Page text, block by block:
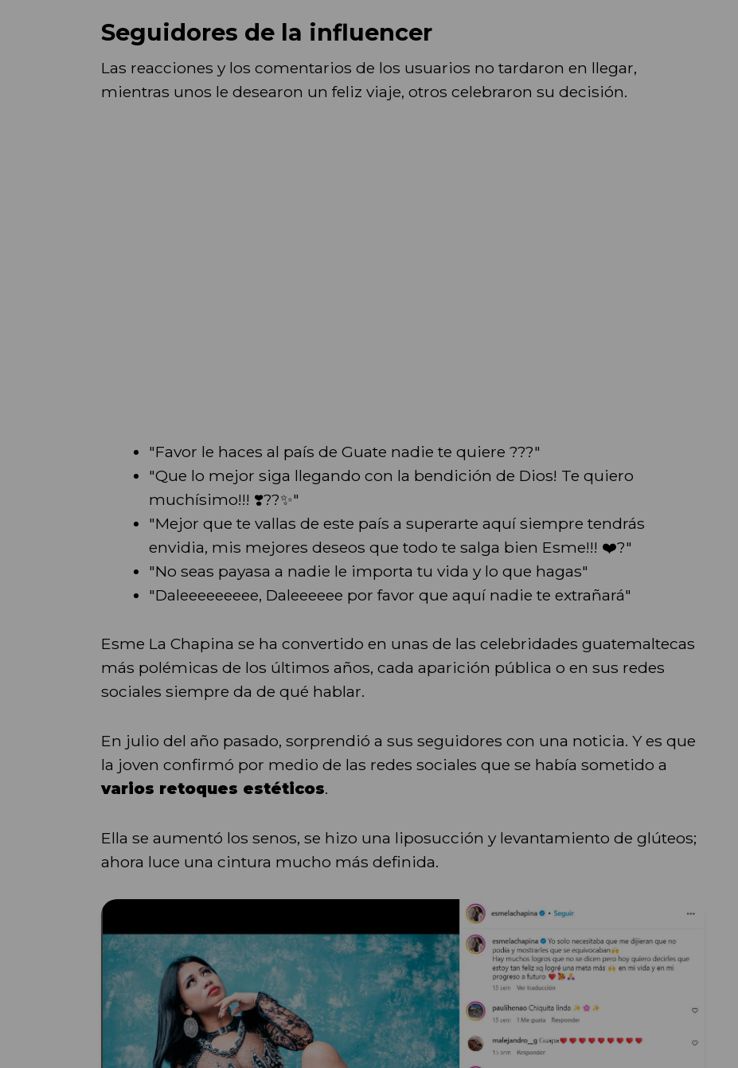
Seguidores de la influencer
Las reacciones y los comentarios de los usuarios no tardaron en llegar,
mientras unos le desearon un feliz viaje, otros celebraron su decisión.
"Favor le haces al país de Guate nadie te quiere ???"
"Que lo mejor siga llegando con la bendición de Dios! Te quiero
muchísimo!!! ❣️??✨"
"Mejor que te vallas de este país a superarte aquí siempre tendrás
envidia, mis mejores deseos que todo te salga bien Esme!!! ❤️?"
"No seas payasa a nadie le importa tu vida y lo que hagas"
"Daleeeeeeeee, Daleeeeee por favor que aquí nadie te extrañará"
Esme La Chapina se ha convertido en unas de las celebridades guatemaltecas
más polémicas de los últimos años, cada aparición pública o en sus redes
sociales siempre da de qué hablar.
En julio del año pasado, sorprendió a sus seguidores con una noticia. Y es que
la joven confirmó por medio de las redes sociales que se había sometido a
varios retoques estéticos.
Ella se aumentó los senos, se hizo una liposucción y levantamiento de glúteos;
ahora luce una cintura mucho más definida.